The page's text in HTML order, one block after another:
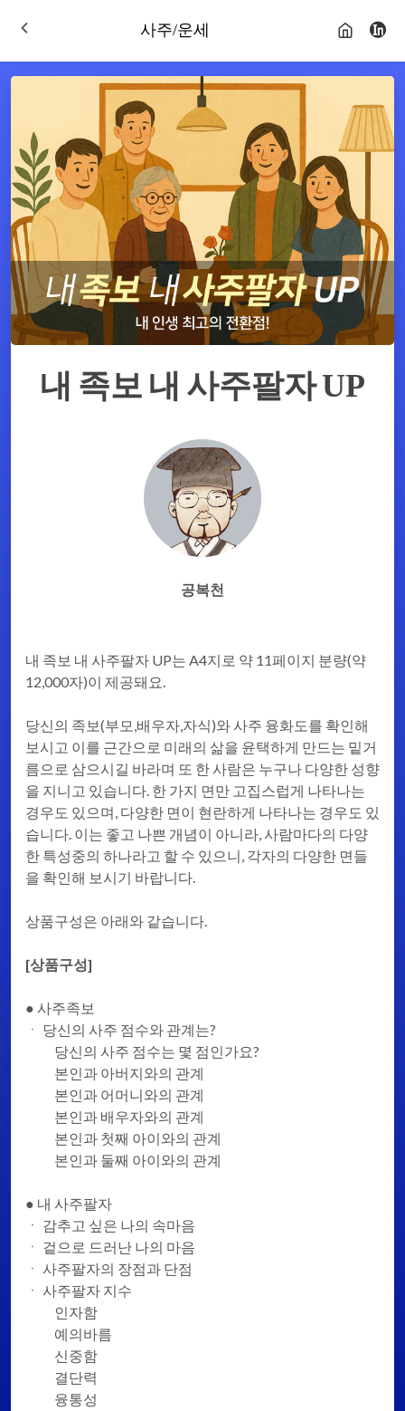
사주/운세
내 족보 내 사주팔자 UP
공복천
내 족보 내 사주팔자 UP는 A4지로 약 11페이지 분량(약
12,000자)이 제공돼요.
당신의 족보(부모,배우자,자식)와 사주 융화도를 확인해
보시고 이를 근간으로 미래의 삶을 윤택하게 만드는 밑거
름으로 삼으시길 바라며 또 한 사람은 누구나 다양한 성향
을 지니고 있습니다. 한 가지 면만 고집스럽게 나타나는
경우도 있으며, 다양한 면이 현란하게 나타나는 경우도 있
습니다. 이는 좋고 나쁜 개념이 아니라, 사람마다의 다양
한 특성중의 하나라고 할 수 있으니, 각자의 다양한 면들
을 확인해 보시기 바랍니다.
상품구성은 아래와 같습니다.
[상품구성]
● 사주족보
ㆍ 당신의 사주 점수와 관계는?
당신의 사주 점수는 몇 점인가요?
본인과 아버지와의 관계
본인과 어머니와의 관계
본인과 배우자와의 관계
본인과 첫째 아이와의 관계
본인과 둘째 아이와의 관계
● 내 사주팔자
ㆍ 감추고 싶은 나의 속마음
ㆍ 겉으로 드러난 나의 마음
ㆍ 사주팔자의 장점과 단점
ㆍ 사주팔자 지수
인자함
예의바름
신중함
결단력
융통성